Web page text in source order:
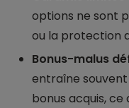
options ne sont
ou la protection
Bonus-malus
entraîne
bonus acquis,